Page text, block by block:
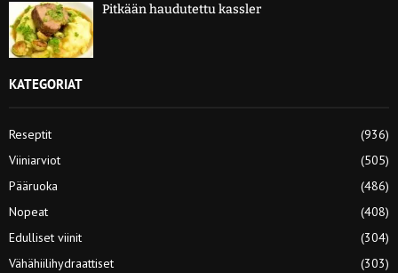
Pitkään haudutettu kassler
KATEGORIAT
Reseptit
(936)
Viiniarviot
(505)
Pääruoka
(486)
Nopeat
(408)
Edulliset viinit
(304)
Vähähiilihydraattiset
(303)